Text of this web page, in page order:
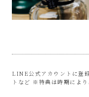
LINE公式アカウントに登
トなど ※特典は時期により